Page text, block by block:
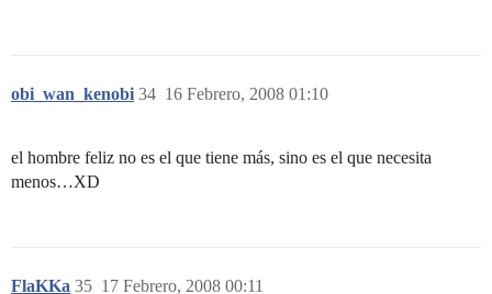
obi_wan_kenobi 16 Febrero, 2008 01:10
34
el hombre feliz no es el que tiene más, sino es el que necesita
menos…XD
FlaKKa 17 Febrero, 2008 00:11
35